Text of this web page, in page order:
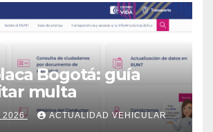
Bogotá: guía
multa
2026 ACTUALIDAD VEHICULAR